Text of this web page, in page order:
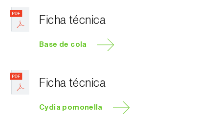
Ficha técnica
Base de cola
Ficha técnica
Cydia pomonella